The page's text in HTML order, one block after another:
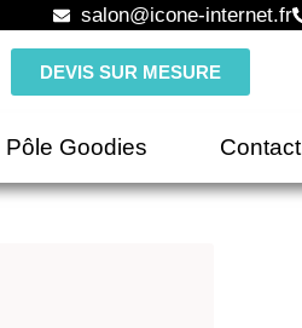
salon@icone-internet.fr
DEVIS SUR MESURE
Pôle Goodies Contact